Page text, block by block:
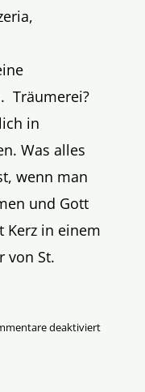
Träumerei?
in
Was alles
wenn man
und Gott
Kerz in einem
von St.
deaktiviertfür